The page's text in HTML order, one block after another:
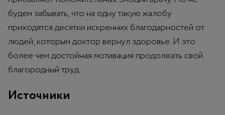
будем забывать, что на одну такую жалобу
приходятся десятки искренних благодарностей от
людей, которым доктор вернул здоровье. И это
более чем достойная мотивация продолжать свой
благородный труд.
Источники